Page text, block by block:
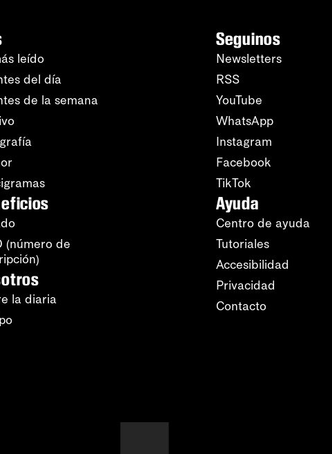
leído
del día
de la semana
(número de
la diaria
Seguinos
Newsletters
RSS
YouTube
WhatsApp
Instagram
Facebook
TikTok
Ayuda
Centro de ayuda
Tutoriales
Accesibilidad
Privacidad
Contacto